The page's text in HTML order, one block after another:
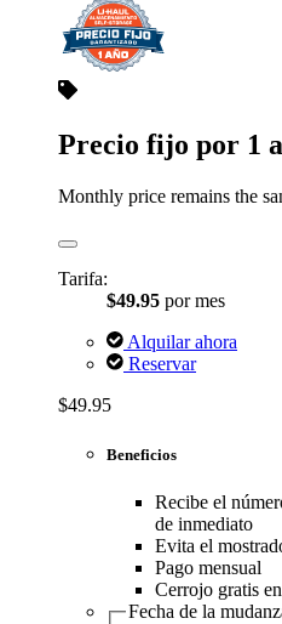
Precio fijo por 1
Monthly price remains the
Tarifa:
$49.95 por mes
Alquilar ahora
Reservar
$49.95
Beneficios
Recibe el
de inmediato
Evita el
Pago mensual
Cerrojo gratis
Fecha de la